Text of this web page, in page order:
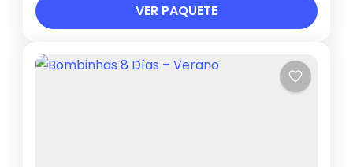
VER PAQUETE